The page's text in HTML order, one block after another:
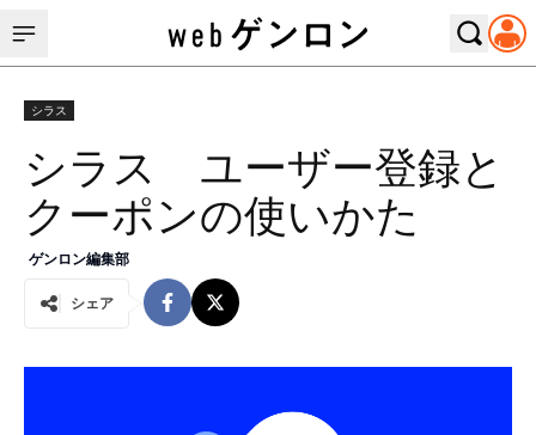
シラス
シラス ユーザー登録と
クーポンの使いかた
ゲンロン編集部
シェア